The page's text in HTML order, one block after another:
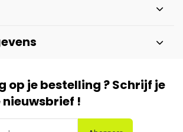
op je bestelling ? Schrijf je
nieuwsbrief !